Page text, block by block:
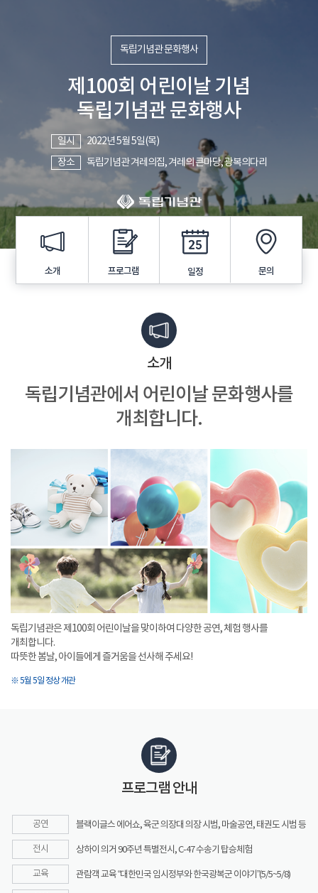
독립기념관 문화행사
제100회 어린이날 기념
독립기념관 문화행사
일시
2022년 5월 5일(목)
장소
독립기념관 겨레의집, 겨레의 큰마당, 광복의다리
소개 프로그램 일정 문의
소개
독립기념관에서 어린이날 문화행사를
개최합니다.
독립기념관은 제100회 어린이날을 맞이하여 다양한 공연, 체험 행사를
개최합니다.
따뜻한 봄날, 아이들에게 즐거움을 선사해 주세요!
※ 5월 5일 정상 개관
프로그램 안내
공연 블랙이글스 에어쇼, 육군 의장대 의장 시범, 마술공연, 태권도 시범 등
전시 상하이 의거 90주년 특별전시, C-47 수송기 탑승체험
교육 관람객 교육 “대한민국 임시정부와 한국광복군 이야기”(5/5~5/8)